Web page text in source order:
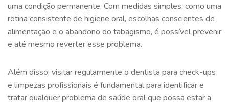
uma condição permanente. Com medidas simples, como uma
rotina consistente de higiene oral, escolhas conscientes de
alimentação e o abandono do tabagismo, é possível prevenir
e até mesmo reverter esse problema.
Além disso, visitar regularmente o dentista para check-ups
e limpezas profissionais é fundamental para identificar e
tratar qualquer problema de saúde oral que possa estar a